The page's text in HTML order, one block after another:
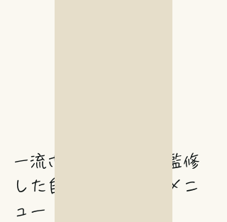
一流ホテルシェフが監修
した自慢のビストロメニ
ュー